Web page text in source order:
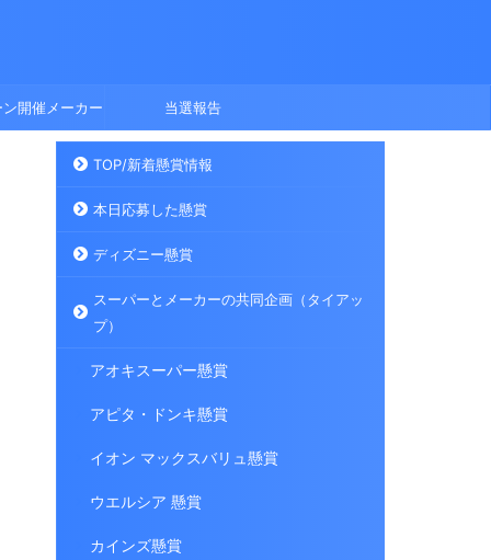
開催メーカー 当選報告
TOP/新着懸賞情報
本日応募した懸賞
ディズニー懸賞
スーパーとメーカーの共同企画（タイアッ
プ）
アオキスーパー懸賞
アピタ・ドンキ懸賞
イオン マックスバリュ懸賞
ウエルシア 懸賞
カインズ懸賞